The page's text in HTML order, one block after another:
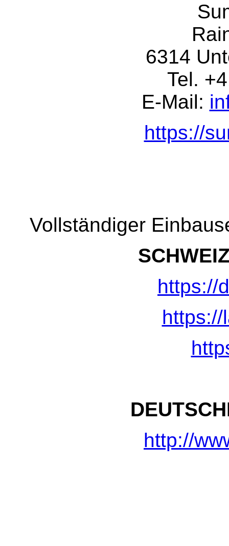
6314
Tel.
E-Mail:
https://
Vollständiger
https://
https://
http://